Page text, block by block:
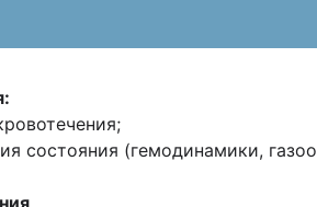
состояния (гемодинамики,